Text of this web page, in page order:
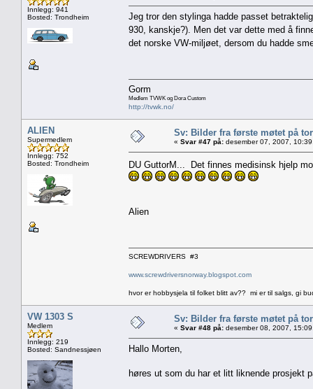
Innlegg: 941
Bosted: Trondheim
Jeg tror den stylinga hadde passet
930, kanskje?). Men det var dette med å
det norske VW-miljøet, dersom du hadde
Gorm
Medlem TVWK og Dora Custom
http://tvwk.no/
ALIEN
Supermedlem
Innlegg: 752
Bosted: Trondheim
Sv: Bilder fra første møtet på
« Svar #47 på: desember 07, 2007,
DU GuttorM... Det finnes medisinsk hjelp
Alien
SCREWDRIVERS #3
www.screwdriversnorway.blogspot.com
hvor er hobbysjela til folket blitt av?? mi er til salgs, gi
VW 1303 S
Medlem
Innlegg: 219
Bosted: Sandnessjøen
Sv: Bilder fra første møtet på
« Svar #48 på: desember 08, 2007,
Hallo Morten,
høres ut som du har et litt liknende prosjekt